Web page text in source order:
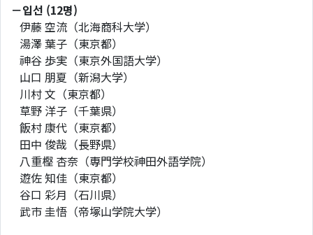
－입선 (12명)
伊藤 空流（北海商科大学）
湯澤 葉子（東京都）
神谷 歩実（東京外国語大学）
山口 朋夏（新潟大学）
川村 文（東京都）
草野 洋子（千葉県）
飯村 康代（東京都）
田中 俊哉（長野県）
八重樫 杏奈（専門学校神田外語学院）
遊佐 知佳（東京都）
谷口 彩月（石川県）
武市 圭悟（帝塚山学院大学）